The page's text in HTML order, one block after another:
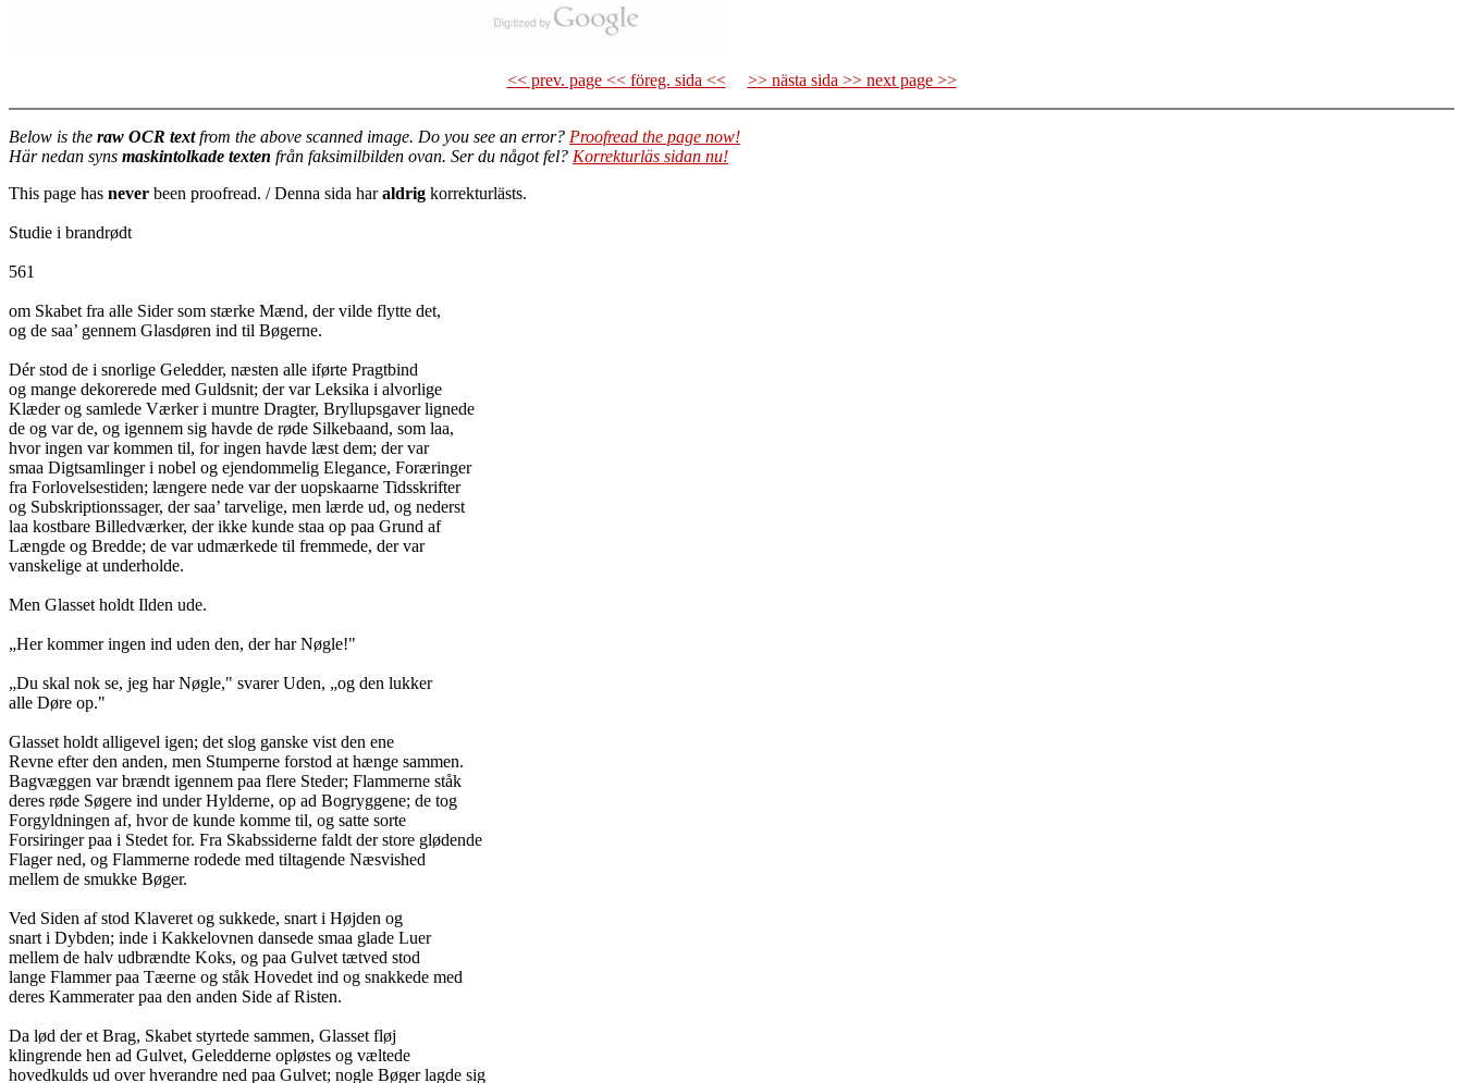
<< prev. page << föreg. sida << >> nästa sida >> next page >>
Below is the raw OCR textfrom the above scanned image. Do you see an error? Proofread the page now!
Här nedan syns maskintolkade texten från faksimilbilden ovan. Ser du något fel? Korrekturläs sidan nu!
This page has never been proofread. / Denna sida haraldrig korrekturlästs.
Studie i brandrødt
561
om Skabet fra alle Sider som stærke Mænd, der vilde flytte det,
og de saa’ gennem Glasdøren ind til Bøgerne.
Dér stod de i snorlige Geledder, næsten alle iførte Pragtbind
og mange dekorerede med Guldsnit; der var Leksika i alvorlige
Klæder og samlede Værker i muntre Dragter, Bryllupsgaver lignede
de og var de, og igennem sig havde de røde Silkebaand, som laa,
hvor ingen var kommen til, for ingen havde læst dem; der var
smaa Digtsamlinger i nobel og ejendommelig Elegance, Foræringer
fra Forlovelsestiden; længere nede var der uopskaarne Tidsskrifter
og Subskriptionssager, der saa’ tarvelige, men lærde ud, og nederst
laa kostbare Billedværker, der ikke kunde staa op paa Grund af
Længde og Bredde; de var udmærkede til fremmede, der var
vanskelige at underholde.
Men Glasset holdt Ilden ude.
„Her kommer ingen ind uden den, der har Nøgle!"
„Du skal nok se, jeg har Nøgle," svarer Uden, „og den lukker
alle Døre op."
Glasset holdt alligevel igen; det slog ganske vist den ene
Revne efter den anden, men Stumperne forstod at hænge sammen.
Bagvæggen var brændt igennem paa flere Steder; Flammerne ståk
deres røde Søgere ind under Hylderne, op ad Bogryggene; de tog
Forgyldningen af, hvor de kunde komme til, og satte sorte
Forsiringer paa i Stedet for. Fra Skabssiderne faldt der store glødende
Flager ned, og Flammerne rodede med tiltagende Næsvished
mellem de smukke Bøger.
Ved Siden af stod Klaveret og sukkede, snart i Højden og
snart i Dybden; inde i Kakkelovnen dansede smaa glade Luer
mellem de halv udbrændte Koks, og paa Gulvet tætved stod
lange Flammer paa Tæerne og ståk Hovedet ind og snakkede med
deres Kammerater paa den anden Side af Risten.
Da lød der et Brag, Skabet styrtede sammen, Glasset fløj
klingrende hen ad Gulvet, Geledderne opløstes og væltede
hovedkulds ud over hverandre ned paa Gulvet; nogle Bøger lagde sig